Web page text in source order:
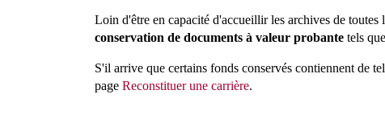
Loin d'être en capacité d'accueillir les archives de
conservation de documents à valeur probante tels
S'il arrive que certains fonds conservés contiennent de
page Reconstituer une carrière.